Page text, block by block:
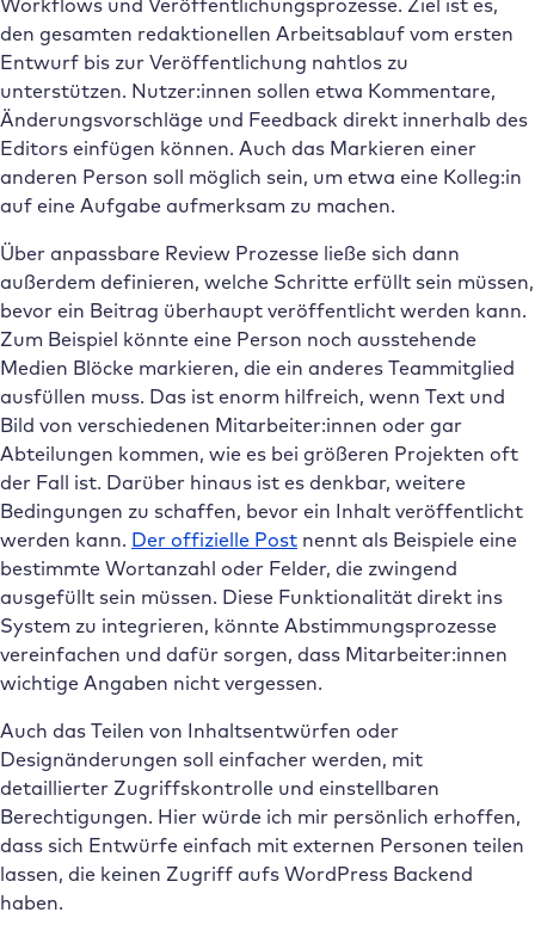
den gesamten redaktionellen Arbeitsablauf vom ersten
Entwurf bis zur Veröffentlichung nahtlos zu
unterstützen. Nutzer:innen sollen etwa Kommentare,
Änderungsvorschläge und Feedback direkt innerhalb des
Editors einfügen können. Auch das Markieren einer
anderen Person soll möglich sein, um etwa eine Kolleg:in
auf eine Aufgabe aufmerksam zu machen.
Über anpassbare Review Prozesse ließe sich dann
außerdem definieren, welche Schritte erfüllt sein müssen,
bevor ein Beitrag überhaupt veröffentlicht werden kann.
Zum Beispiel könnte eine Person noch ausstehende
Medien Blöcke markieren, die ein anderes Teammitglied
ausfüllen muss. Das ist enorm hilfreich, wenn Text und
Bild von verschiedenen Mitarbeiter:innen oder gar
Abteilungen kommen, wie es bei größeren Projekten oft
der Fall ist. Darüber hinaus ist es denkbar, weitere
Bedingungen zu schaffen, bevor ein Inhalt veröffentlicht
werden kann. Der offizielle Post nennt als Beispiele eine
bestimmte Wortanzahl oder Felder, die zwingend
ausgefüllt sein müssen. Diese Funktionalität direkt ins
System zu integrieren, könnte Abstimmungsprozesse
vereinfachen und dafür sorgen, dass Mitarbeiter:innen
wichtige Angaben nicht vergessen.
Auch das Teilen von Inhaltsentwürfen oder
Designänderungen soll einfacher werden, mit
detaillierter Zugriffskontrolle und einstellbaren
Berechtigungen. Hier würde ich mir persönlich erhoffen,
dass sich Entwürfe einfach mit externen Personen teilen
lassen, die keinen Zugriff aufs WordPress Backend
haben.